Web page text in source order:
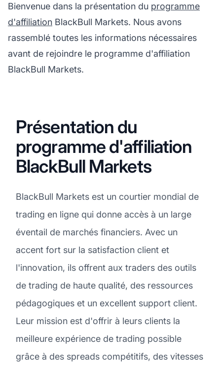
Bienvenue dans la présentation du programme
d'affiliation BlackBull Markets. Nous avons
rassemblé toutes les informations nécessaires
avant de rejoindre le programme d'affiliation
BlackBull Markets.
Présentation du
programme d'affiliation
BlackBull Markets
BlackBull Markets est un courtier mondial de
trading en ligne qui donne accès à un large
éventail de marchés financiers. Avec un
accent fort sur la satisfaction client et
l'innovation, ils offrent aux traders des outils
de trading de haute qualité, des ressources
pédagogiques et un excellent support client.
Leur mission est d'offrir à leurs clients la
meilleure expérience de trading possible
grâce à des spreads compétitifs, des vitesses